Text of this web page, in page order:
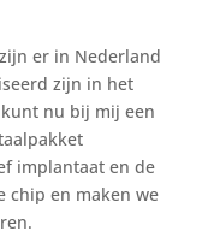
er in Nederland
zijn in het
nu bij mij een
implantaat en de
chip en maken we